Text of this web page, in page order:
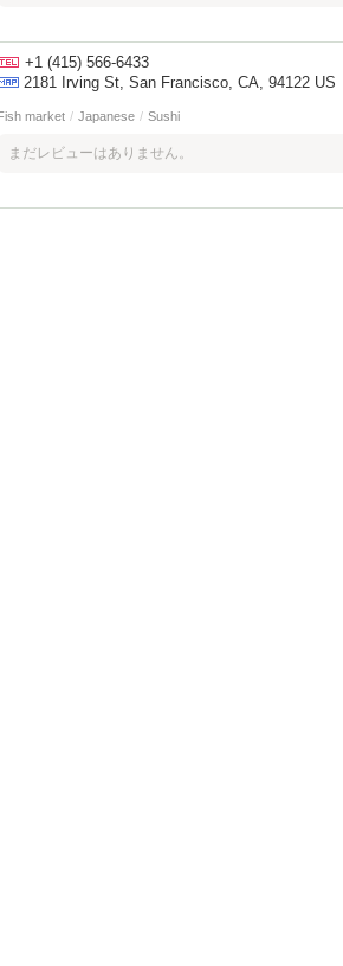
+1 (415) 566-6433
2181 Irving St, San Francisco, CA, 94122 US
market / Japanese / Sushi
まだレビューはありません。